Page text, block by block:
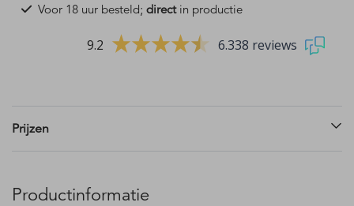
Voor 18 uur besteld; directin productie
9.2 6.338 reviews
Prijzen
Productinformatie